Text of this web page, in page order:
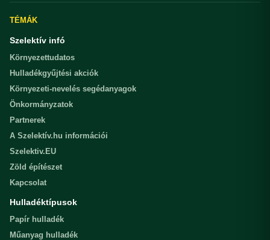
TÉMÁK
Szelektív infó
Környezettudatos
Hulladékgyűjtési akciók
Környezeti-nevelés segédanyagok
Önkormányzatok
Partnerek
A Szelektív.hu információi
Szelektiv.EU
Zöld építészet
Kapcsolat
Hulladéktípusok
Papír hulladék
Műanyag hulladék